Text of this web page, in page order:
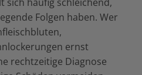
Folgen haben. Wer
ernst
rechtzeitige Diagnose